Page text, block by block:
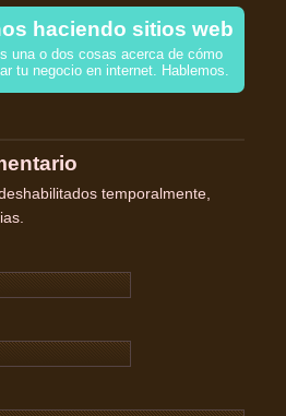
haciendo sitios web
una o dos cosas acerca de cómo
tu negocio en internet. Hablemos.
temporalmente,